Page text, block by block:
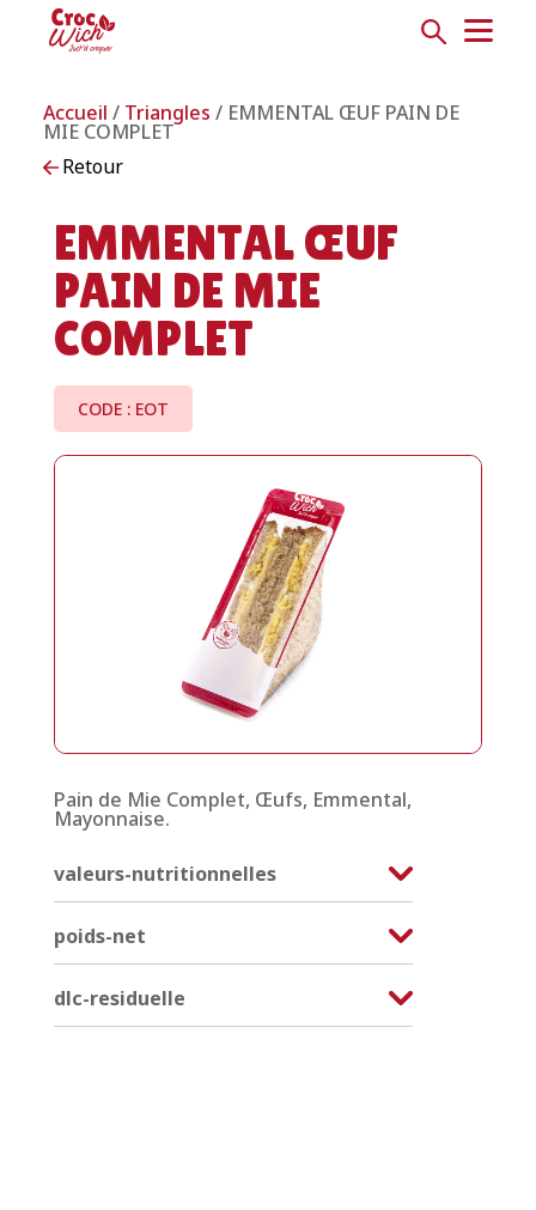
Accueil / Triangles / EMMENTAL ŒUF PAIN DE
MIE COMPLET
Retour
EMMENTAL ŒUF
PAIN DE MIE
COMPLET
CODE : EOT
Pain de Mie Complet, Œufs, Emmental,
Mayonnaise.
valeurs-nutritionnelles
poids-net
dlc-residuelle